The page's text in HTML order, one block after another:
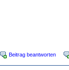
Beitrag beantworten